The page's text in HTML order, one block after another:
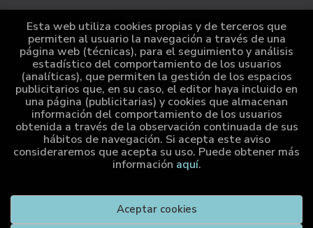
Configuración de Cookies
ATENCIÓN AL CLIENTE
Quiénes somos
Pedidos especiales
Distribución
Cumio Editora
. Todos los Derechos Reservados |
Grupo Trevenque
Esta web utiliza cookies propias y de terceros que
permiten al usuario la navegación a través de una
página web (técnicas), para el seguimiento y análisis
estadístico del comportamiento de los usuarios
(analíticas), que permiten la gestión de los espacios
publicitarios que, en su caso, el editor haya incluido en
una página (publicitarias) y cookies que almacenan
información del comportamiento de los usuarios
obtenida a través de la observación continuada de sus
hábitos de navegación. Si acepta este aviso
consideraremos que acepta su uso. Puede obtener más
información aquí.
Aceptar cookies